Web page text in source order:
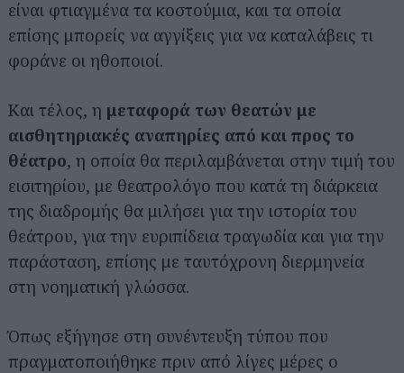
είναι φτιαγμένα τα κοστούμια, και τα οποία
επίσης μπορείς να αγγίξεις για να καταλάβεις τι
φοράνε οι ηθοποιοί.
Και τέλος, η μεταφορά των θεατών με
αισθητηριακές αναπηρίες από και προς το
θέατρο, η οποία θα περιλαμβάνεται στην τιμή του
εισιτηρίου, με θεατρολόγο που κατά τη διάρκεια
της διαδρομής θα μιλήσει για την ιστορία του
θεάτρου, για την ευριπίδεια τραγωδία και για την
παράσταση, επίσης με ταυτόχρονη διερμηνεία
στη νοηματική γλώσσα.
Όπως εξήγησε στη συνέντευξη τύπου που
πραγματοποιήθηκε πριν από λίγες μέρες ο